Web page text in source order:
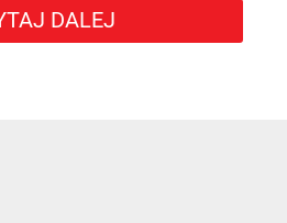
DALEJ